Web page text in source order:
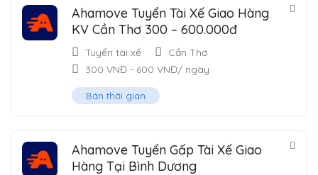
Ahamove Tuyển Tài Xế Giao Hàng
KV Cần Thơ 300 – 600.000đ
Tuyển tài xế
Cần Thơ
300 VNĐ - 600 VNĐ/ ngày
Bán thời gian
Ahamove Tuyển Gấp Tài Xế Giao
Hàng Tại Bình Dương